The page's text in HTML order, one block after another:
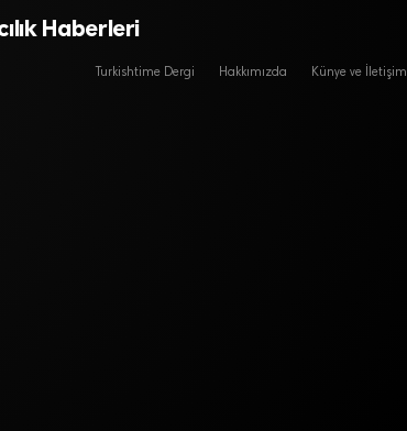
Haberleri
Turkishtime Dergi Hakkımızda Künye ve İletişim